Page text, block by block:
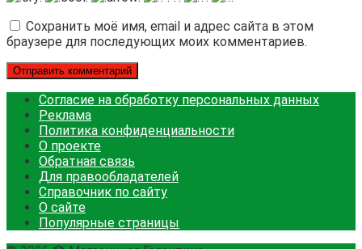
Сохранить моё имя, email и адрес сайта в этом
браузере для последующих моих комментариев.
Согласие на обработку персональных данных
Реклама
Политика конфиденциальности
О проекте
Обратная связь
Для правообладателей
Справочник по сайту
О сайте
Популярные страницы